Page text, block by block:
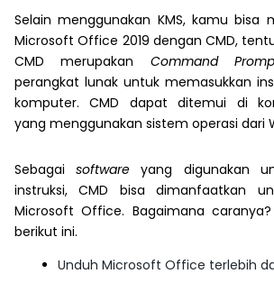
Selain menggunakan KMS, kamu bisa
Microsoft Office 2019 dengan CMD,
CMD merupakan Command
perangkat lunak untuk memasukkan
komputer. CMD dapat ditemui di
yang menggunakan sistem operasi dari
Sebagaisoftwareyang digunakan
instruksi, CMD bisa dimanfaatkan
Microsoft Office. Bagaimana
berikut ini.
Unduh Microsoft Office terlebih